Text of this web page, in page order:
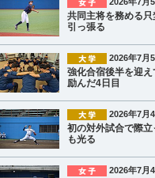
共同主将を務める
引っ張る
2026年7月
強化合宿後半を迎
励んだ4日目
2026年7月
初の対外試合で際
も光る
2026年7月